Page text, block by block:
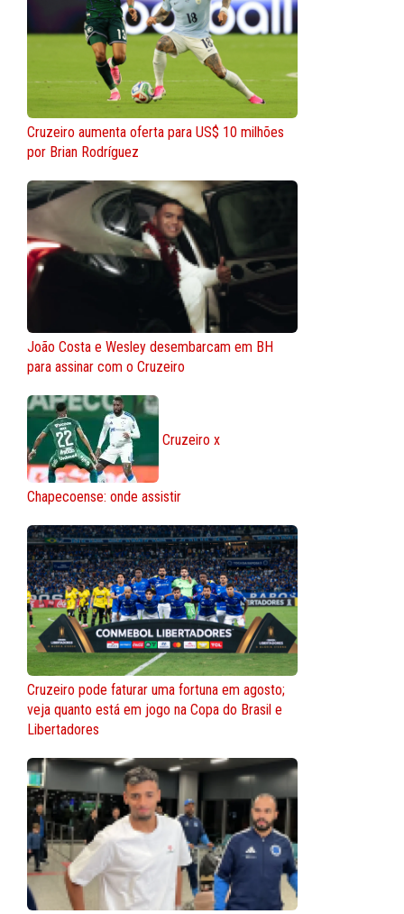
Cruzeiro aumenta oferta para US$ 10 milhões
por Brian Rodríguez
João Costa e Wesley desembarcam em BH
para assinar com o Cruzeiro
Cruzeiro x
Chapecoense: onde assistir
Cruzeiro pode faturar uma fortuna em agosto;
veja quanto está em jogo na Copa do Brasil e
Libertadores